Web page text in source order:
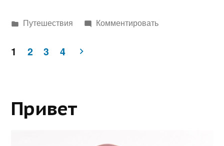
Написано
Путешествия Комментировать
Пагинация
1 2 3 4
Привет